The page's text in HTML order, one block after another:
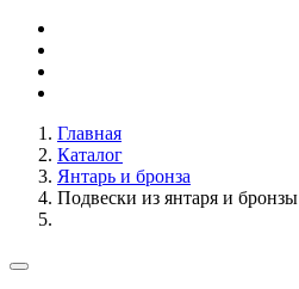
Главная
Каталог
Янтарь и бронза
Подвески из янтаря и бронзы